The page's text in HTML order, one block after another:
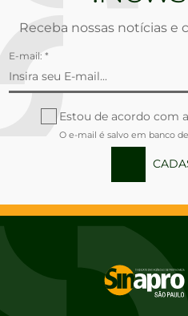
Receba nossas notícias e
E-mail: *
Estou de acordo com a
O e-mail é salvo em banco